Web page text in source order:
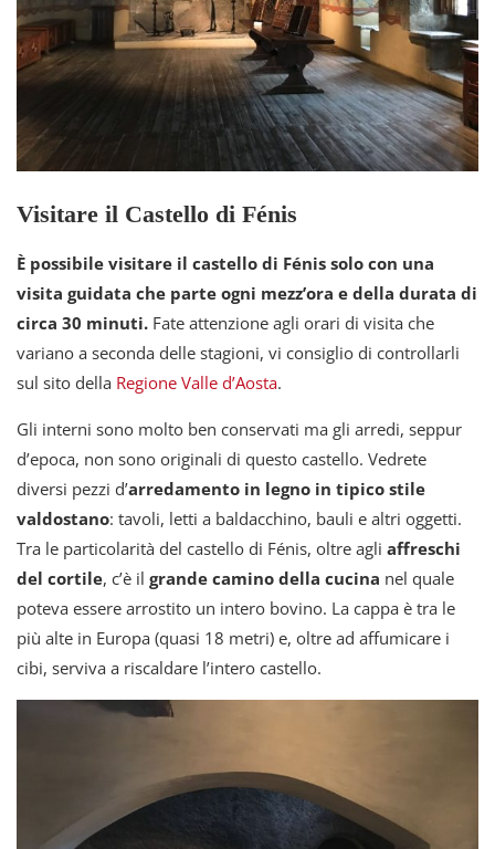
Visitare il Castello di Fénis
È possibile visitare il castello di Fénis solo con una
visita guidata che parte ogni mezz’ora e della durata di
circa 30 minuti. Fate attenzione agli orari di visita che
variano a seconda delle stagioni, vi consiglio di controllarli
sul sito della Regione Valle d’Aosta.
Gli interni sono molto ben conservati ma gli arredi, seppur
d’epoca, non sono originali di questo castello. Vedrete
diversi pezzi d’arredamento in legno in tipico stile
valdostano: tavoli, letti a baldacchino, bauli e altri oggetti.
Tra le particolarità del castello di Fénis, oltre agli affreschi
del cortile, c’è il grande camino della cucina nel quale
poteva essere arrostito un intero bovino. La cappa è tra le
più alte in Europa (quasi 18 metri) e, oltre ad affumicare i
cibi, serviva a riscaldare l’intero castello.